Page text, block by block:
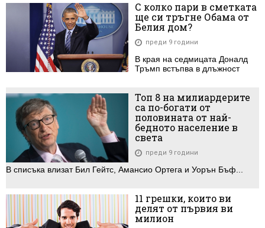
С колко пари в сметката
ще си тръгне Обама от
Белия дом?
преди 9 години
В края на седмицата Доналд
Тръмп встъпва в длъжност
Топ 8 на милиардерите
са по-богати от
половината от най-
бедното население в
света
преди 9 години
В списъка влизат Бил Гейтс, Амансио Ортега и Уорън Бъф...
11 грешки, които ви
делят от първия ви
милион